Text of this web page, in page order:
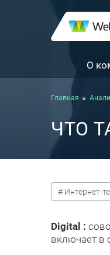
О
Главная
ЧТО
# Интернет-
Digital :
включает в